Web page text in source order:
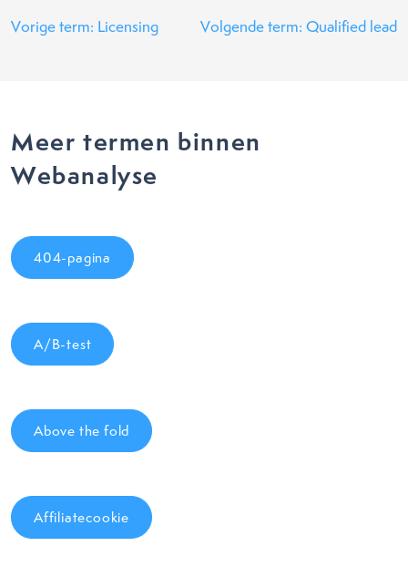
Vorige term: Licensing Volgende term: Qualified lead
Meer termen binnen
Webanalyse
404-pagina
A/B-test
Above the fold
Affiliatecookie